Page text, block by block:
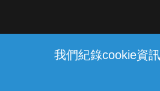
我們紀錄cookie資